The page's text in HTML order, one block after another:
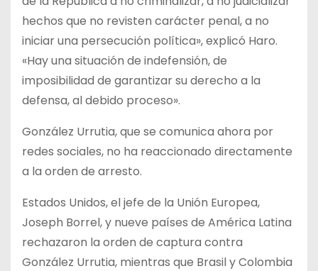
hechos que no revisten carácter penal, a no
iniciar una persecución política», explicó Haro.
«Hay una situación de indefensión, de
imposibilidad de garantizar su derecho a la
defensa, al debido proceso».
González Urrutia, que se comunica ahora por
redes sociales, no ha reaccionado directamente
a la orden de arresto.
Estados Unidos, el jefe de la Unión Europea,
Joseph Borrel, y nueve países de América Latina
rechazaron la orden de captura contra
González Urrutia, mientras que Brasil y Colombia